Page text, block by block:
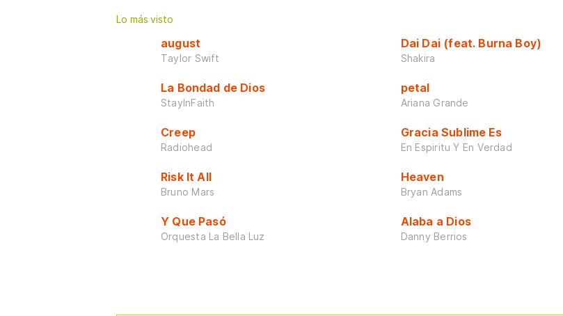
Lo más visto
august
Taylor Swift
La Bondad de Dios
StayInFaith
Creep
Radiohead
Risk It All
Bruno Mars
Y Que Pasó
Orquesta La Bella Luz
Dai Dai (feat. Burna Boy)
Shakira
petal
Ariana Grande
Gracia Sublime Es
En Espiritu Y En Verdad
Heaven
Bryan Adams
Alaba a Dios
Danny Berrios